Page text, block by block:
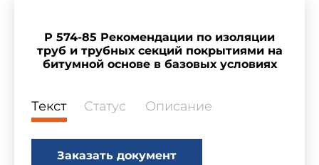
Р 574-85 Рекомендации по изоляции
труб и трубных секций покрытиями на
битумной основе в базовых условиях
Текст Статус Описание
Заказать документ